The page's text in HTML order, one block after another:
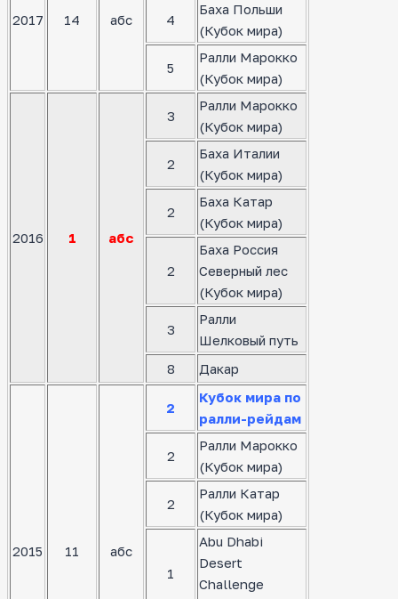
2017 14 абс 4
Баха Польши
(Кубок мира)
5
Ралли Марокко
(Кубок мира)
2016 1 абс
3
Ралли Марокко
(Кубок мира)
2
Баха Италии
(Кубок мира)
2
Баха Катар
(Кубок мира)
2
Баха Россия
Северный лес
(Кубок мира)
3
Ралли
Шелковый путь
8
Дакар
2015 11 абс
2
Кубок мира по
ралли-рейдам
2
Ралли Марокко
(Кубок мира)
2
Ралли Катар
(Кубок мира)
1
Abu Dhabi
Desert
Challenge